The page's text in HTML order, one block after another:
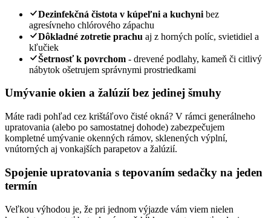
Dezinfekčná čistota v kúpeľni a kuchyni bez
agresívneho chlórového zápachu
Dôkladné zotretie prachu aj z horných políc, svietidiel a
kľučiek
Šetrnosť k povrchom - drevené podlahy, kameň či citlivý
nábytok ošetrujem správnymi prostriedkami
Umývanie okien a žalúzií bez jedinej šmuhy
Máte radi pohľad cez krištáľovo čisté okná? V rámci generálneho
upratovania (alebo po samostatnej dohode) zabezpečujem
kompletné umývanie okenných rámov, sklenených výplní,
vnútorných aj vonkajších parapetov a žalúzií.
Spojenie upratovania s tepovaním sedačky na jeden
termín
Veľkou výhodou je, že pri jednom výjazde vám viem nielen